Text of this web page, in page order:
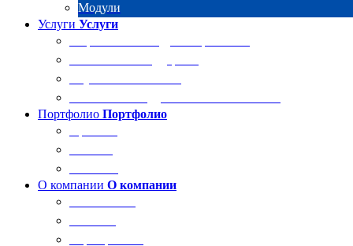
Модули
Услуги Услуги
Портфолио Портфолио
О компании О компании